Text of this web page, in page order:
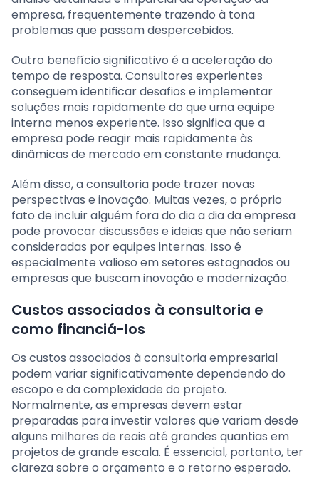
empresa, frequentemente trazendo à tona
problemas que passam despercebidos.
Outro benefício significativo é a aceleração do
tempo de resposta. Consultores experientes
conseguem identificar desafios e implementar
soluções mais rapidamente do que uma equipe
interna menos experiente. Isso significa que a
empresa pode reagir mais rapidamente às
dinâmicas de mercado em constante mudança.
Além disso, a consultoria pode trazer novas
perspectivas e inovação. Muitas vezes, o próprio
fato de incluir alguém fora do dia a dia da empresa
pode provocar discussões e ideias que não seriam
consideradas por equipes internas. Isso é
especialmente valioso em setores estagnados ou
empresas que buscam inovação e modernização.
Custos associados à consultoria e
como financiá-los
Os custos associados à consultoria empresarial
podem variar significativamente dependendo do
escopo e da complexidade do projeto.
Normalmente, as empresas devem estar
preparadas para investir valores que variam desde
alguns milhares de reais até grandes quantias em
projetos de grande escala. É essencial, portanto, ter
clareza sobre o orçamento e o retorno esperado.